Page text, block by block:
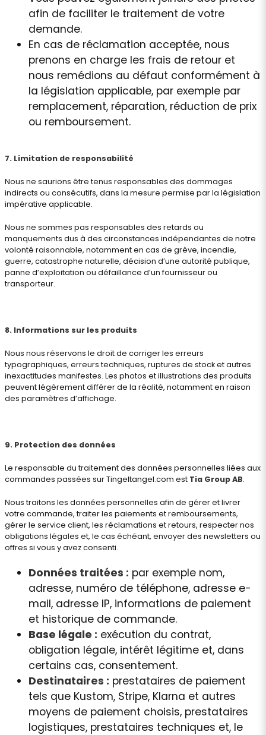
afin de faciliter le traitement de votre
demande.
En cas de réclamation acceptée, nous
prenons en charge les frais de retour et
nous remédions au défaut conformément à
la législation applicable, par exemple par
remplacement, réparation, réduction de prix
ou remboursement.
7. Limitation de responsabilité
Nous ne saurions être tenus responsables des dommages
indirects ou consécutifs, dans la mesure permise par la législation
impérative applicable.
Nous ne sommes pas responsables des retards ou
manquements dus à des circonstances indépendantes de notre
volonté raisonnable, notamment en cas de grève, incendie,
guerre, catastrophe naturelle, décision d’une autorité publique,
panne d’exploitation ou défaillance d’un fournisseur ou
transporteur.
8. Informations sur les produits
Nous nous réservons le droit de corriger les erreurs
typographiques, erreurs techniques, ruptures de stock et autres
inexactitudes manifestes. Les photos et illustrations des produits
peuvent légèrement différer de la réalité, notamment en raison
des paramètres d’affichage.
9. Protection des données
Le responsable du traitement des données personnelles liées aux
commandes passées sur Tingeltangel.com est Tia Group AB.
Nous traitons les données personnelles afin de gérer et livrer
votre commande, traiter les paiements et remboursements,
gérer le service client, les réclamations et retours, respecter nos
obligations légales et, le cas échéant, envoyer des newsletters ou
offres si vous y avez consenti.
Données traitées : par exemple nom,
adresse, numéro de téléphone, adresse e-
mail, adresse IP, informations de paiement
et historique de commande.
Base légale : exécution du contrat,
obligation légale, intérêt légitime et, dans
certains cas, consentement.
Destinataires : prestataires de paiement
tels que Kustom, Stripe, Klarna et autres
moyens de paiement choisis, prestataires
logistiques, prestataires techniques et, le